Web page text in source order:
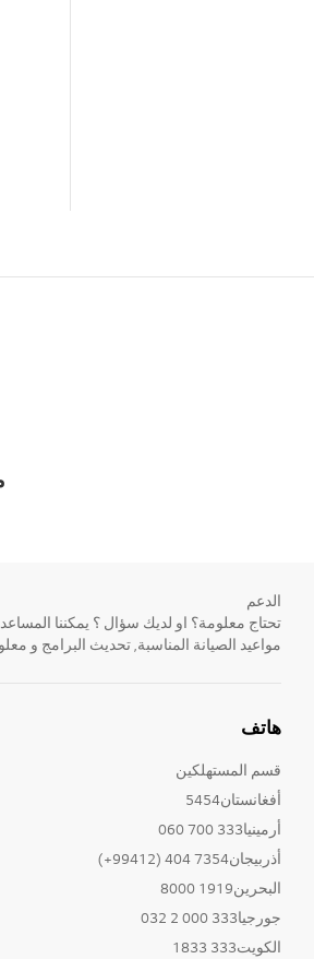
الدعم
مواعيد الصيانة المناسبة, تحديث البرامج و
هاتف
قسم المستهلكين
أفغانستان5454
أرمينيا333 700 060
أذربيجان7354 404 (99412+)
البحرين1919 8000
جورجيا333 000 2 032
الكويت333 1833